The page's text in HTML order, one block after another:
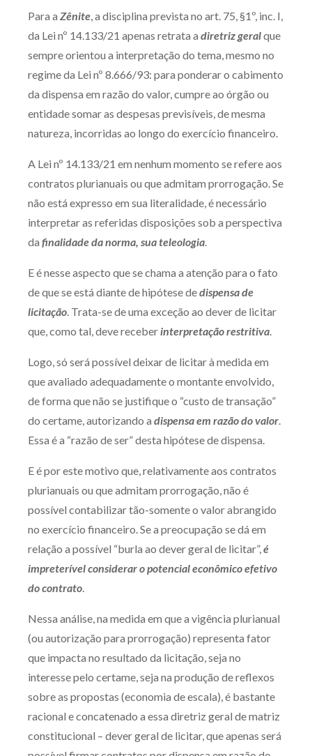
Para a Zênite, a disciplina prevista no art. 75, §1º, inc. I,
da Lei nº 14.133/21 apenas retrata a diretriz geralque
sempre orientou a interpretação do tema, mesmo no
regime da Lei nº 8.666/93: para ponderar o cabimento
da dispensa em razão do valor, cumpre ao órgão ou
entidade somar as despesas previsíveis, de mesma
natureza, incorridas ao longo do exercício financeiro.
A Lei nº 14.133/21 em nenhum momento se refere aos
contratos plurianuais ou que admitam prorrogação. Se
não está expresso em sua literalidade, é necessário
interpretar as referidas disposições sob a perspectiva
da finalidade da norma, sua teleologia.
E é nesse aspecto que se chama a atenção para o fato
de que se está diante de hipótese dedispensa de
licitação. Trata-se de uma exceção ao dever de licitar
que, como tal, deve receberinterpretação restritiva.
Logo, só será possível deixar de licitar à medida em
que avaliado adequadamente o montante envolvido,
de forma que não se justifique o “custo de transação”
do certame, autorizando a dispensa em razão do valor.
Essa é a “razão de ser” desta hipótese de dispensa.
E é por este motivo que, relativamente aos contratos
plurianuais ou que admitam prorrogação, não é
possível contabilizar tão-somente o valor abrangido
no exercício financeiro. Se a preocupação se dá em
relação a possível “burla ao dever geral de licitar”,é
impreterível considerar o potencial econômico efetivo
do contrato.
Nessa análise, na medida em que a vigência plurianual
(ou autorização para prorrogação) representa fator
que impacta no resultado da licitação, seja no
interesse pelo certame, seja na produção de reflexos
sobre as propostas (economia de escala), é bastante
racional e concatenado a essa diretriz geral de matriz
constitucional – dever geral de licitar, que apenas será